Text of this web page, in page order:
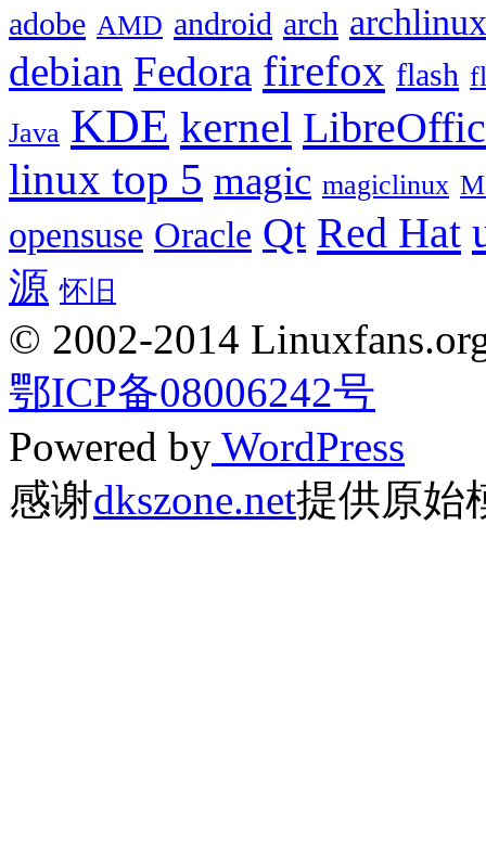
adobe AMD android arch archlinux
debian Fedora firefox flash
Java KDE kernel
linux top 5 magic magiclinux
opensuse Oracle Qt Red Hat
源 怀旧
© 2002-2014
鄂ICP备08006242号
Powered by WordPress
感谢dkszone.net提供原始